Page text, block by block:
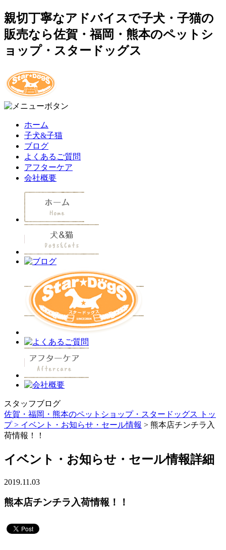
親切丁寧なアドバイスで子犬・子猫の
販売なら佐賀・福岡・熊本のペットシ
ョップ・スタードッグス
ホーム
子犬&子猫
ブログ
よくあるご質問
アフターケア
会社概要
スタッフブログ
佐賀・福岡・熊本のペットショップ・スタードッグス トッ
プ > イベント・お知らせ・セール情報 > 熊本店チンチラ入
荷情報！！
イベント・お知らせ・セール情報詳細
2019.11.03
熊本店チンチラ入荷情報！！